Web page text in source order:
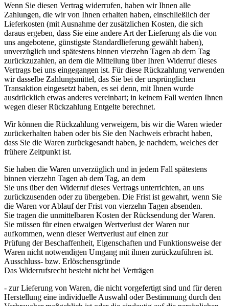
Wenn Sie diesen Vertrag widerrufen, haben wir Ihnen alle
Zahlungen, die wir von Ihnen erhalten haben, einschließlich der
Lieferkosten (mit Ausnahme der zusätzlichen Kosten, die sich
daraus ergeben, dass Sie eine andere Art der Lieferung als die von
uns angebotene, günstigste Standardlieferung gewählt haben),
unverzüglich und spätestens binnen vierzehn Tagen ab dem Tag
zurückzuzahlen, an dem die Mitteilung über Ihren Widerruf dieses
Vertrags bei uns eingegangen ist. Für diese Rückzahlung verwenden
wir dasselbe Zahlungsmittel, das Sie bei der ursprünglichen
Transaktion eingesetzt haben, es sei denn, mit Ihnen wurde
ausdrücklich etwas anderes vereinbart; in keinem Fall werden Ihnen
wegen dieser Rückzahlung Entgelte berechnet.
Wir können die Rückzahlung verweigern, bis wir die Waren wieder
zurückerhalten haben oder bis Sie den Nachweis erbracht haben,
dass Sie die Waren zurückgesandt haben, je nachdem, welches der
frühere Zeitpunkt ist.
Sie haben die Waren unverzüglich und in jedem Fall spätestens
binnen vierzehn Tagen ab dem Tag, an dem
Sie uns über den Widerruf dieses Vertrags unterrichten, an uns
zurückzusenden oder zu übergeben. Die Frist ist gewahrt, wenn Sie
die Waren vor Ablauf der Frist von vierzehn Tagen absenden.
Sie tragen die unmittelbaren Kosten der Rücksendung der Waren.
Sie müssen für einen etwaigen Wertverlust der Waren nur
aufkommen, wenn dieser Wertverlust auf einen zur
Prüfung der Beschaffenheit, Eigenschaften und Funktionsweise der
Waren nicht notwendigen Umgang mit ihnen zurückzuführen ist.
Ausschluss- bzw. Erlöschensgründe
Das Widerrufsrecht besteht nicht bei Verträgen
- zur Lieferung von Waren, die nicht vorgefertigt sind und für deren
Herstellung eine individuelle Auswahl oder Bestimmung durch den